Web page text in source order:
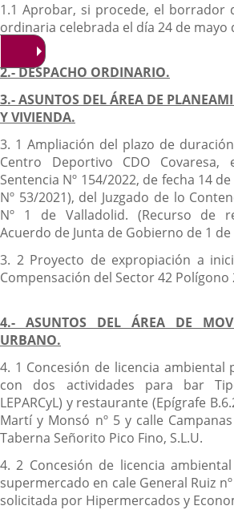
1.1 Aprobar, si procede, el borrador
ordinaria celebrada el día 24 de mayo
2.- DESPACHO ORDINARIO.
3.- ASUNTOS DEL ÁREA DE
Y VIVIENDA.
3. 1 Ampliación del plazo de
Centro Deportivo CDO
Sentencia Nº 154/2022, de fecha 14
Nº 53/2021), del Juzgado de lo
Nº 1 de Valladolid. (Recurso de
Acuerdo de Junta de Gobierno de 1
3. 2 Proyecto de expropiación a
Compensación del Sector 42 Polígono
4.- ASUNTOS DEL ÁREA DE
URBANO.
4. 1 Concesión de licencia ambiental
con dos actividades para bar
LEPARCyL) y restaurante (Epígrafe
Martí y Monsó nº 5 y calle
Taberna Señorito Pico Fino, S.L.U.
4. 2 Concesión de licencia
supermercado en cale General Ruiz
solicitada por Hipermercados y